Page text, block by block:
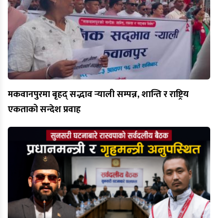
मकवानपुरमा बृहद् सद्भाव र्‍याली सम्पन्न, शान्ति र राष्ट्रिय
एकताको सन्देश प्रवाह